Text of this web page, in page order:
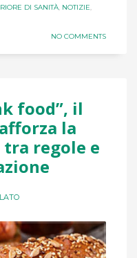
DI SANITÀ, NOTIZIE,
NO COMMENTS
food”, il
la
regole e